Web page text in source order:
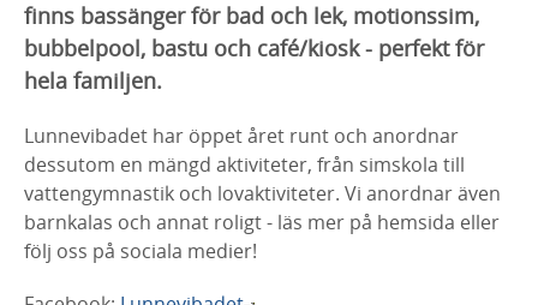
finns bassänger för bad och lek, motionssim,
bubbelpool, bastu och café/kiosk - perfekt för
hela familjen.
Lunnevibadet har öppet året runt och anordnar
dessutom en mängd aktiviteter, från simskola till
vattengymnastik och lovaktiviteter. Vi anordnar även
barnkalas och annat roligt - läs mer på hemsida eller
följ oss på sociala medier!